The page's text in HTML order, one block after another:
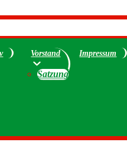
Vorstand
Satzung
Impressum